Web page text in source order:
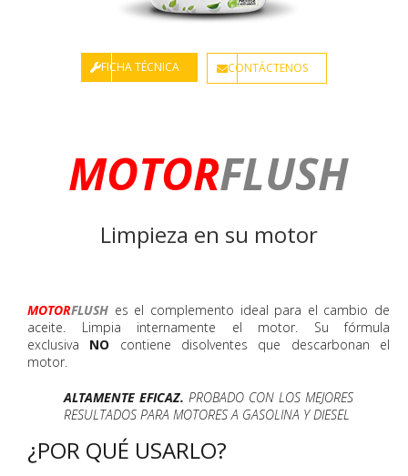
FICHA TÉCNICA CONTÁCTENOS
MOTORFLUSH
Limpieza en su motor
MOTORFLUSH es el complemento ideal para el cambio de
aceite. Limpia internamente el motor. Su fórmula
exclusiva NO contiene disolventes que descarbonan el
motor.
ALTAMENTE EFICAZ. PROBADO CON LOS MEJORES
RESULTADOS PARA MOTORES A GASOLINA Y DIESEL
¿POR QUÉ USARLO?